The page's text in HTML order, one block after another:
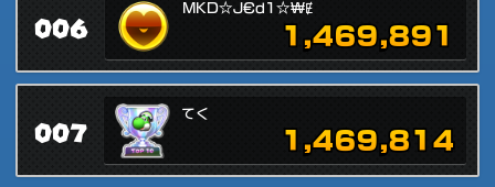
006
MKD☆J€d1☆₩Ɇ
1,469,891
007
てく
1,469,814